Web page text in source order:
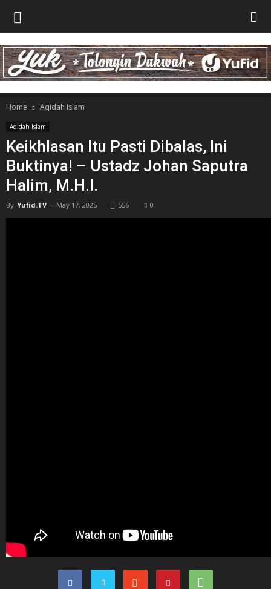
Home Aqidah Islam
Aqidah Islam
Keikhlasan Itu Pasti Dibalas, Ini
Buktinya! – Ustadz Johan Saputra
Halim, M.H.I.
By Yufid.TV - May 17, 2025 556 0